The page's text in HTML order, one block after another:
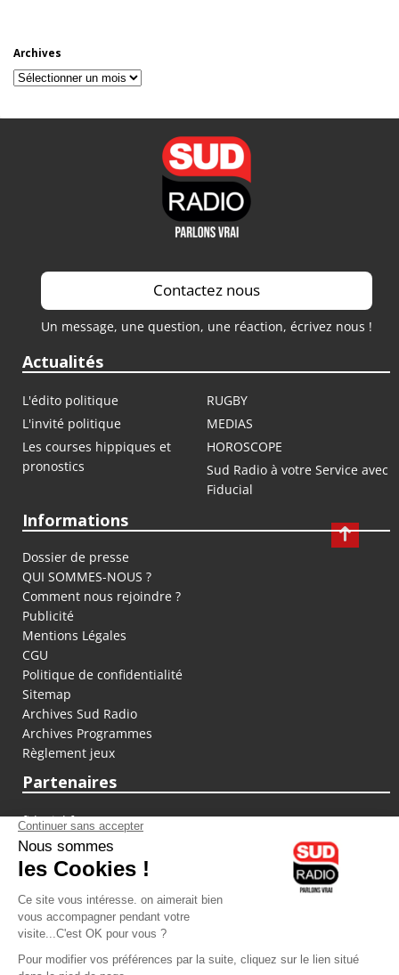
Archives
Archives
Contactez nous
Un message, une question, une réaction, écrivez nous !
Actualités
L'édito politique
RUGBY
L'invité politique
MEDIAS
Les courses hippiques et
pronostics
HOROSCOPE
Sud Radio à votre Service avec
Fiducial
Informations
Dossier de presse
QUI SOMMES-NOUS ?
Comment nous rejoindre ?
Publicité
Mentions Légales
CGU
Politique de confidentialité
Sitemap
Archives Sud Radio
Archives Programmes
Règlement jeux
Partenaires
fiducial.fr
lyoncapitale.fr
olympique-et-lyonnais.com
L'application Iphone / Android
Téléchargez l'application